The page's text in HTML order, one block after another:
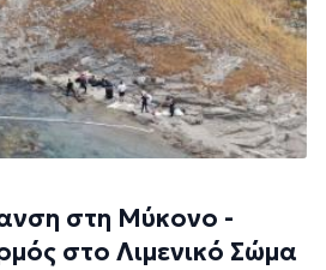
στη Μύκονο -
στο Λιμενικό Σώμα